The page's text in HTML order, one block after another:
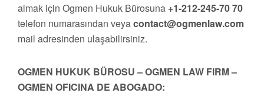
almak için Ogmen Hukuk Bürosuna +1-212-245-70 70
telefon numarasından veyacontact@ogmenlaw.com
mail adresinden ulaşabilirsiniz.
OGMEN HUKUK BÜROSU – OGMEN LAW FIRM –
OGMEN OFICINA DE ABOGADO: